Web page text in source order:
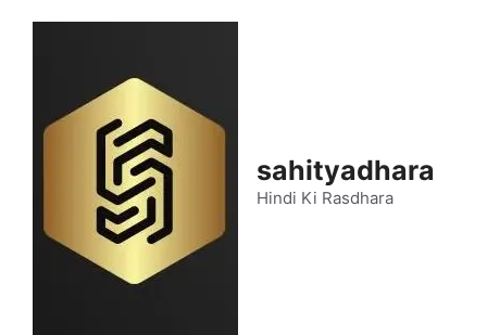
sahityadhara
Hindi Ki Rasdhara